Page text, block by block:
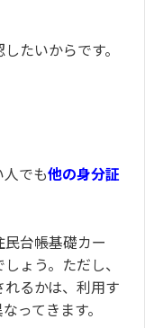
たいからです。
でも他の身分証
台帳基礎カー
ょう。ただし、
るかは、利用す
ってきます。